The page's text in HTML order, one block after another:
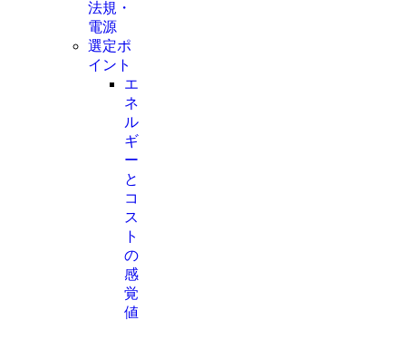
法規・
電源
選定ポ
イント
エ
ネ
ル
ギ
ー
と
コ
ス
ト
の
感
覚
値